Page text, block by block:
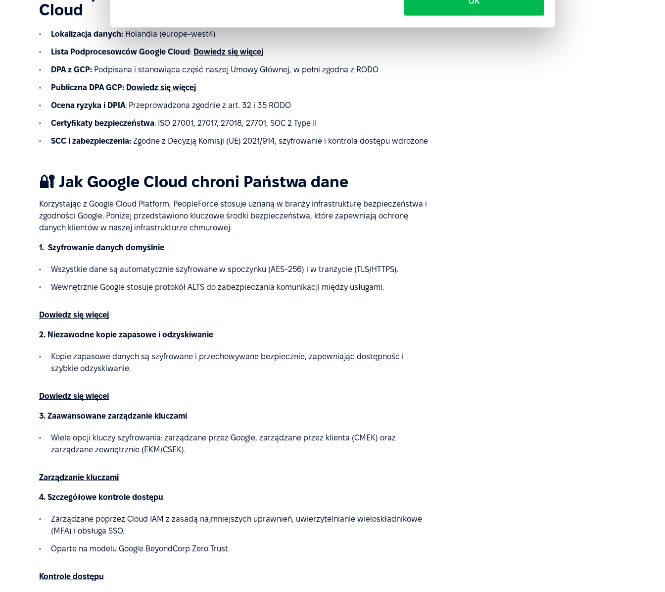
Cloud
Lokalizacja danych: Holandia (europe-west4)
Lista Podprocesowców Google Cloud : Dowiedz się więcej
DPA z GCP: Podpisana i stanowiąca część naszej Umowy Głównej, w pełni zgodna z RODO
Publiczna DPA GCP: Dowiedz się więcej
Ocena ryzyka i DPIA: Przeprowadzona zgodnie z art. 32 i 35 RODO
Certyfikaty bezpieczeństwa: ISO 27001, 27017, 27018, 27701, SOC 2 Type II
SCC i zabezpieczenia: Zgodne z Decyzją Komisji (UE) 2021/914, szyfrowanie i kontrola dostępu wdrożone
🔐 Jak Google Cloud chroni Państwa dane
Korzystając z Google Cloud Platform, PeopleForce stosuje uznaną w branży infrastrukturę bezpieczeństwa i
zgodności Google. Poniżej przedstawiono kluczowe środki bezpieczeństwa, które zapewniają ochronę
danych klientów w naszej infrastrukturze chmurowej:
1. Szyfrowanie danych domyślnie
Wszystkie dane są automatycznie szyfrowane w spoczynku (AES-256) i w tranzycie (TLS/HTTPS).
Wewnętrznie Google stosuje protokół ALTS do zabezpieczania komunikacji między usługami.
Dowiedz się więcej
2. Niezawodne kopie zapasowe i odzyskiwanie
Kopie zapasowe danych są szyfrowane i przechowywane bezpiecznie, zapewniając dostępność i
szybkie odzyskiwanie.
Dowiedz się więcej
3. Zaawansowane zarządzanie kluczami
Wiele opcji kluczy szyfrowania: zarządzane przez Google, zarządzane przez klienta (CMEK) oraz
zarządzane zewnętrznie (EKM/CSEK).
Zarządzanie kluczami
4. Szczegółowe kontrole dostępu
Zarządzane poprzez Cloud IAM z zasadą najmniejszych uprawnień, uwierzytelnianie wieloskładnikowe
(MFA) i obsługa SSO.
Oparte na modelu Google BeyondCorp Zero Trust.
Kontrole dostępu